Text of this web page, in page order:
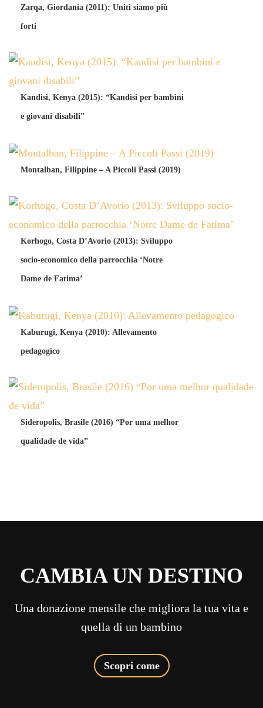
Zarqa, Giordania (2011): Uniti siamo più
forti
Kandisi, Kenya (2015): “Kandisi per bambini
e giovani disabili”
Montalban, Filippine – A Piccoli Passi (2019)
Korhogo, Costa D’Avorio (2013): Sviluppo
socio-economico della parrocchia ‘Notre
Dame de Fatima’
Kaburugi, Kenya (2010): Allevamento
pedagogico
Sideropolis, Brasile (2016) “Por uma melhor
qualidade de vida”
CAMBIA UN DESTINO
Una donazione mensile che migliora la tua vita e
quella di un bambino
Scopri come